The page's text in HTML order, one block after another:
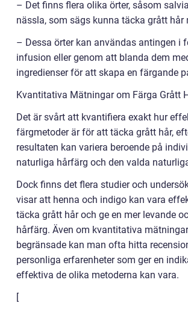
– Det finns flera olika örter, såsom
nässla, som sägs kunna täcka grått hår
– Dessa örter kan användas antingen i
infusion eller genom att blanda dem
ingredienser för att skapa en färgande
Kvantitativa Mätningar om Färga Grått
Det är svårt att kvantifiera exakt hur
färgmetoder är för att täcka grått hår,
resultaten kan variera beroende på
naturliga hårfärg och den valda
Dock finns det flera studier och
visar att henna och indigo kan vara
täcka grått hår och ge en mer levande
hårfärg. Även om kvantitativa
begränsade kan man ofta hitta
personliga erfarenheter som ger en
effektiva de olika metoderna kan vara.
[